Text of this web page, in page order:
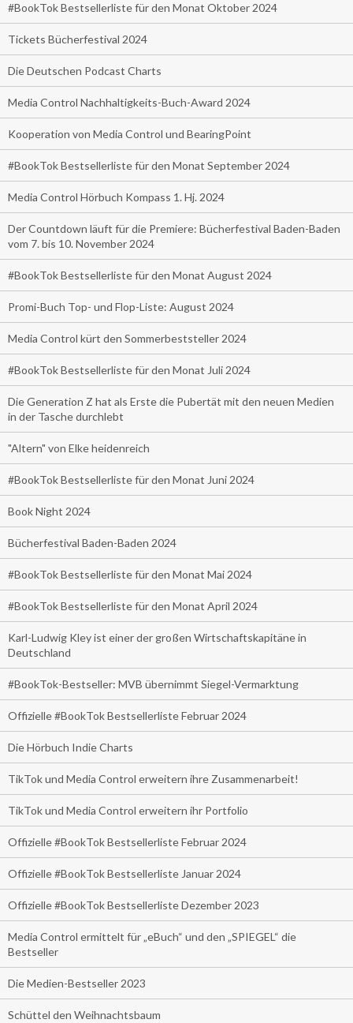
#BookTok Bestsellerliste für den Monat Oktober 2024
Tickets Bücherfestival 2024
Die Deutschen Podcast Charts
Media Control Nachhaltigkeits-Buch-Award 2024
Kooperation von Media Control und BearingPoint
#BookTok Bestsellerliste für den Monat September 2024
Media Control Hörbuch Kompass 1. Hj. 2024
Der Countdown läuft für die Premiere: Bücherfestival Baden-Baden
vom 7. bis 10. November 2024
#BookTok Bestsellerliste für den Monat August 2024
Promi-Buch Top- und Flop-Liste: August 2024
Media Control kürt den Sommerbeststeller 2024
#BookTok Bestsellerliste für den Monat Juli 2024
Die Generation Z hat als Erste die Pubertät mit den neuen Medien
in der Tasche durchlebt
"Altern" von Elke heidenreich
#BookTok Bestsellerliste für den Monat Juni 2024
Book Night 2024
Bücherfestival Baden-Baden 2024
#BookTok Bestsellerliste für den Monat Mai 2024
#BookTok Bestsellerliste für den Monat April 2024
Karl-Ludwig Kley ist einer der großen Wirtschaftskapitäne in
Deutschland
#BookTok-Bestseller: MVB übernimmt Siegel-Vermarktung
Offizielle #BookTok Bestsellerliste Februar 2024
Die Hörbuch Indie Charts
TikTok und Media Control erweitern ihre Zusammenarbeit!
TikTok und Media Control erweitern ihr Portfolio
Offizielle #BookTok Bestsellerliste Februar 2024
Offizielle #BookTok Bestsellerliste Januar 2024
Offizielle #BookTok Bestsellerliste Dezember 2023
Media Control ermittelt für „eBuch“ und den „SPIEGEL“ die
Bestseller
Die Medien-Bestseller 2023
Schüttel den Weihnachtsbaum